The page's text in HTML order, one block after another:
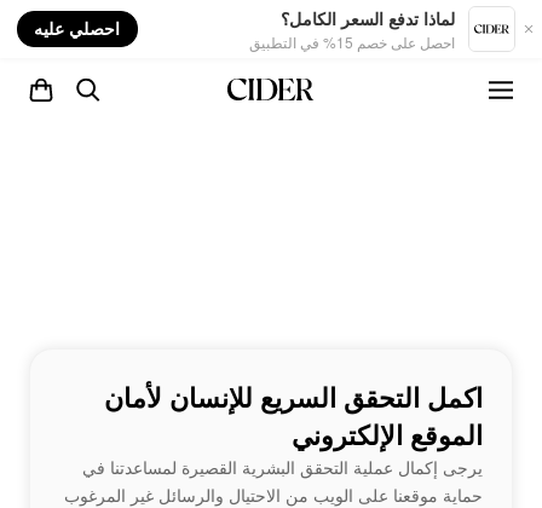
لماذا تدفع السعر الكامل؟
احصل على خصم 15% في التطبيق
احصلي عليه
اكمل التحقق السريع للإنسان لأمان
الموقع الإلكتروني
يرجى إكمال عملية التحقق البشرية القصيرة لمساعدتنا في
حماية موقعنا على الويب من الاحتيال والرسائل غير المرغوب